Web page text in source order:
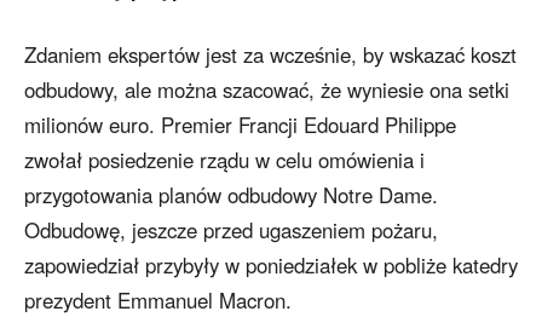
Zdaniem ekspertów jest za wcześnie, by wskazać koszt
odbudowy, ale można szacować, że wyniesie ona setki
milionów euro. Premier Francji Edouard Philippe
zwołał posiedzenie rządu w celu omówienia i
przygotowania planów odbudowy Notre Dame.
Odbudowę, jeszcze przed ugaszeniem pożaru,
zapowiedział przybyły w poniedziałek w pobliże katedry
prezydent Emmanuel Macron.